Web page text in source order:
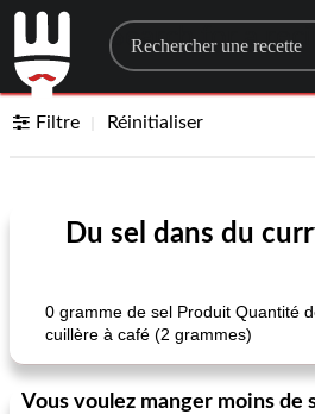
Search for a
Filtre Réinitialiser
Du sel dans du
0 gramme de sel Produit Quantité
cuillère à café (2 grammes)
Vous voulez manger moins de